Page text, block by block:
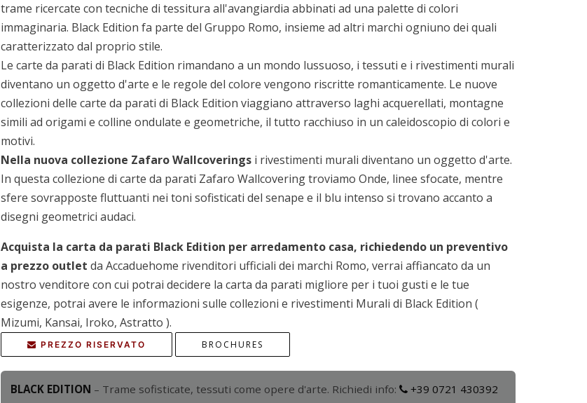
trame ricercate con tecniche di tessitura all'avangiardia abbinati ad una palette di colori
immaginaria. Black Edition fa parte del Gruppo Romo, insieme ad altri marchi ogniuno dei quali
caratterizzato dal proprio stile.
Le carte da parati di Black Edition rimandano a un mondo lussuoso, i tessuti e i rivestimenti murali
diventano un oggetto d'arte e le regole del colore vengono riscritte romanticamente. Le nuove
collezioni delle carte da parati di Black Edition viaggiano attraverso laghi acquerellati, montagne
simili ad origami e colline ondulate e geometriche, il tutto racchiuso in un caleidoscopio di colori e
motivi.
Nella nuova collezione Zafaro Wallcoverings i rivestimenti murali diventano un oggetto d'arte.
In questa collezione di carte da parati Zafaro Wallcovering troviamo Onde, linee sfocate, mentre
sfere sovrapposte fluttuanti nei toni sofisticati del senape e il blu intenso si trovano accanto a
disegni geometrici audaci.
Acquista la carta da parati Black Edition per arredamento casa, richiedendo un preventivo
a prezzo outlet da Accaduehome rivenditori ufficiali dei marchi Romo, verrai affiancato da un
nostro venditore con cui potrai decidere la carta da parati migliore per i tuoi gusti e le tue
esigenze, potrai avere le informazioni sulle collezioni e rivestimenti Murali di Black Edition (
Mizumi, Kansai, Iroko, Astratto ).
PREZZO RISERVATO BROCHURES
BLACK EDITION – Trame sofisticate, tessuti come opere d'arte. Richiedi info: +39 0721 430392